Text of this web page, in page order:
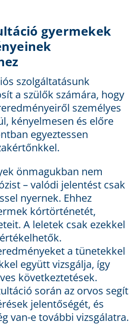
gyermekek
szolgáltatásunk
a szülők számára, hogy
személyes
kényelmesen és előre
egyeztessen
önmagukban nem
– valódi jelentést csak
nyernek. Ehhez
kórtörténetét,
A leletek csak ezekkel
a tünetekkel
együtt vizsgálja, így
következtetések.
során az orvos segít
jelentőségét, és
van-e további vizsgálatra.